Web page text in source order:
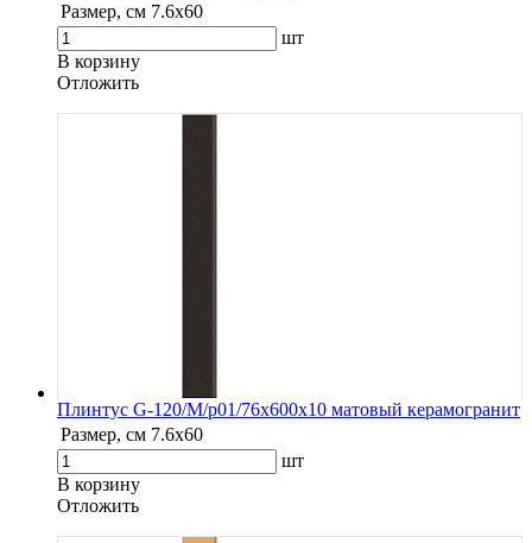
Размер, см 7.6х60
шт
В корзину
Oтложить
Плинтус G-120/М/p01/76x600x10 матовый керамогранит
Размер, см 7.6х60
шт
В корзину
Oтложить